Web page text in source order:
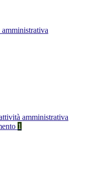
amministrativa
1